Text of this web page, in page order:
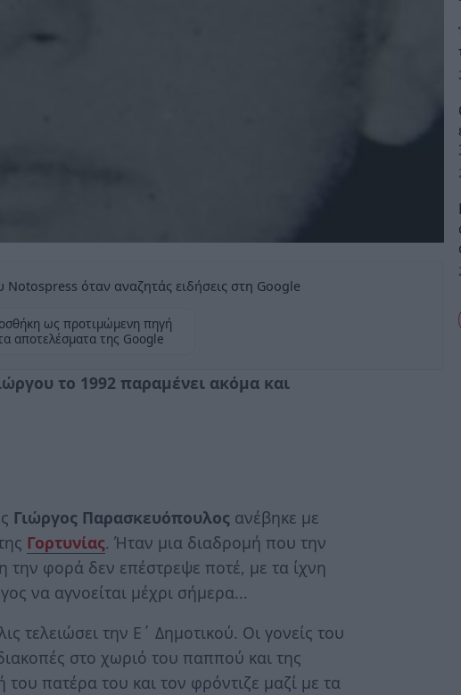
όταν αναζητάς ειδήσεις στη Google
ως προτιμώμενη πηγή
αποτελέσματα της Google
το 1992 παραμένει ακόμα και
Γιώργος Παρασκευόπουλος ανέβηκε με
Γορτυνίας. Ήταν μια διαδρομή που την
την φορά δεν επέστρεψε ποτέ, με τα ίχνη
να αγνοείται μέχρι σήμερα...
τελειώσει την Ε΄ Δημοτικού. Οι γονείς του
στο χωριό του παππού και της
πατέρα του και τον φρόντιζε μαζί με τα